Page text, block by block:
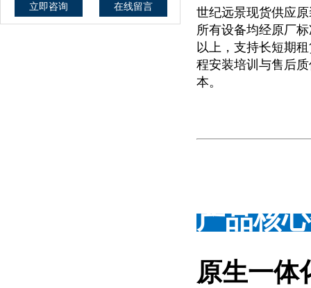
立即咨询 在线留言
世纪远景现货供应
所有设备均经原厂
以上，支持长短期
程安装培训与售后
本。
产品核
原生一体